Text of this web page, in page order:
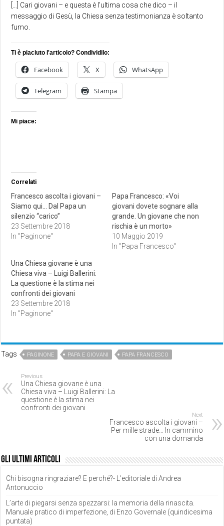
[…] Cari giovani – e questa è l’ultima cosa che dico – il
messaggio di Gesù, la Chiesa senza testimonianza è soltanto
fumo.
Ti è piaciuto l'articolo? Condividilo:
Facebook X WhatsApp
Telegram Stampa
Mi piace:
Correlati
Francesco ascolta i giovani –
Siamo qui… Dal Papa un
silenzio “carico”
23 Settembre 2018
In "Paginone"
Papa Francesco: «Voi
giovani dovete sognare alla
grande. Un giovane che non
rischia è un morto»
10 Maggio 2019
In "Papa Francesco"
Una Chiesa giovane è una
Chiesa viva – Luigi Ballerini:
La questione è la stima nei
confronti dei giovani
23 Settembre 2018
In "Paginone"
Tags PAGINONE PAPA E GIOVANI PAPA FRANCESCO
Previous
Una Chiesa giovane è una
Chiesa viva – Luigi Ballerini: La
questione è la stima nei
confronti dei giovani
Next
Francesco ascolta i giovani –
Per mille strade… In cammino
con una domanda
Gli ultimi articoli
Chi bisogna ringraziare? E perché?- L’editoriale di Andrea
Antonuccio
L’arte di piegarsi senza spezzarsi: la memoria della rinascita.
Manuale pratico di imperfezione, di Enzo Governale (quindicesima
puntata)